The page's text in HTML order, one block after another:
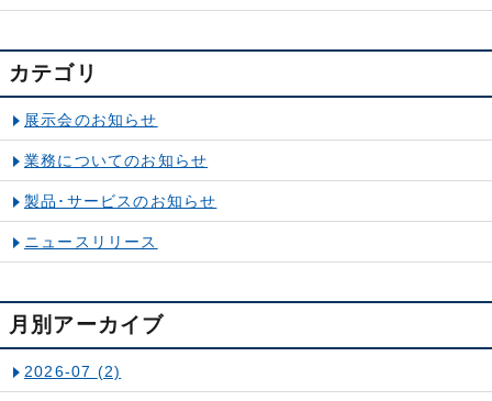
カテゴリ
展示会のお知らせ
業務についてのお知らせ
製品･サービスのお知らせ
ニュースリリース
月別アーカイブ
2026-07 (2)